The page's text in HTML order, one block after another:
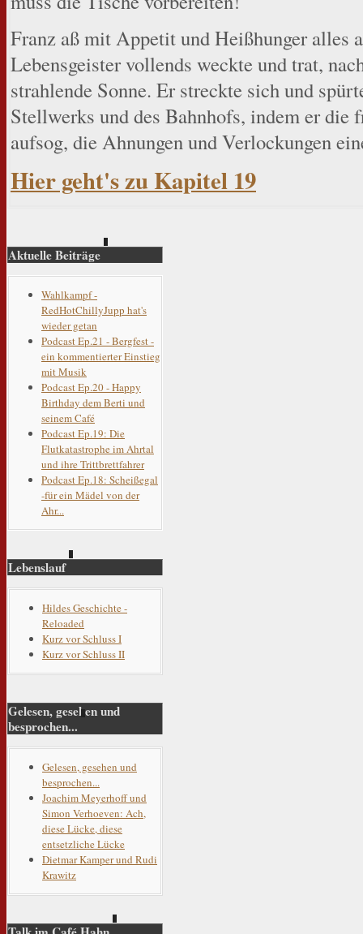
Franz aß mit Appetit und Heißhunger alles
Lebensgeister vollends weckte und trat,
strahlende Sonne. Er streckte sich und
Stellwerks und des Bahnhofs, indem er
aufsog, die Ahnungen und Verlockungen
Hier geht's zu Kapitel 19
Aktuelle Beiträge
Wahlkampf -
RedHotChillyJupp hat's
wieder getan
Podcast Ep.21 - Bergfest -
ein kommentierter Einstieg
mit Musik
Podcast Ep.20 - Happy
Birthday dem Berti und
seinem Café
Podcast Ep.19: Die
Flutkatastrophe im Ahrtal
und ihre Trittbrettfahrer
Podcast Ep.18: Scheißegal
-für ein Mädel von der
Ahr...
Lebenslauf
Hildes Geschichte -
Reloaded
Kurz vor Schluss I
Kurz vor Schluss II
Gelesen, gesehen und
besprochen...
Gelesen, gesehen und
besprochen...
Joachim Meyerhoff und
Simon Verhoeven: Ach,
diese Lücke, diese
entsetzliche Lücke
Dietmar Kamper und Rudi
Krawitz